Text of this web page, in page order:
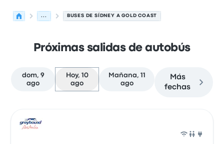
... BUSES DE SÍDNEY A GOLD COAST
Próximas salidas de autobús
dom, 9
ago
Hoy, 10
ago
Mañana, 11
ago
Más
fechas